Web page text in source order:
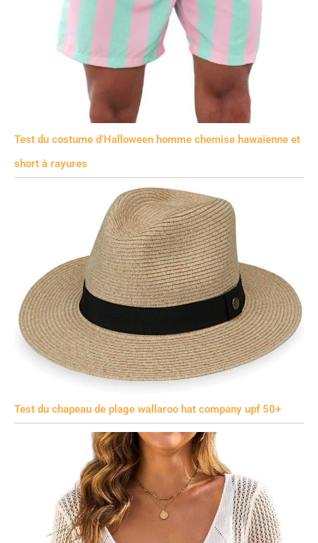
Test du costume d’Halloween homme chemise hawaïenne et
short à rayures
Test du chapeau de plage wallaroo hat company upf 50+